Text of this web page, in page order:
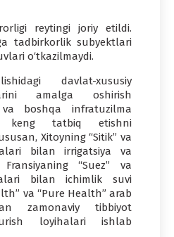
reytingi joriy etildi.
tadbirkorlik subyektlari
o‘tkazilmaydi.
davlat-xususiy
amalga oshirish
boshqa infratuzilma
keng tatbiq etishni
Xitoyning “Sitik” va
bilan irrigatsiya va
“Suez” va
bilan ichimlik suvi
va “Pure Health” arab
zamonaviy tibbiyot
loyihalari ishlab